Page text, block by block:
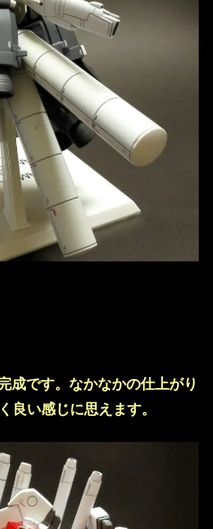
成です。なかなかの仕上がり
良い感じに思えます。